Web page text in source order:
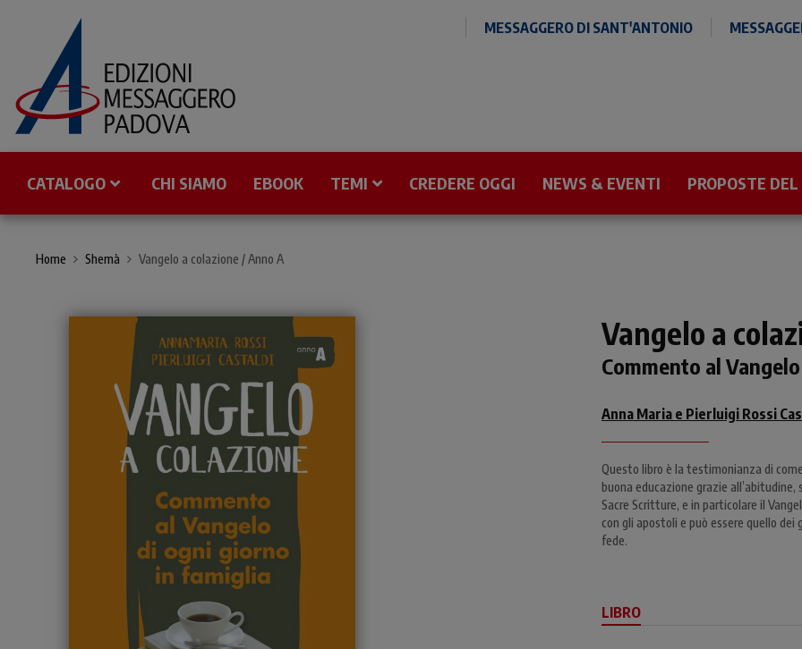
MESSAGGERO DI SANT'ANTONIO
CATALOGO CHI SIAMO EBOOK TEMI CREDERE OGGI NEWS & EVENTI PROPOSTE DEL
Home Shemà Vangelo a colazione / Anno A
Vangelo a
Commento al
Anna Maria e Pierluigi Rossi
Questo libro è la testimonianza di
buona educazione grazie
Sacre Scritture, e in particolare il
con gli apostoli e può essere quello
fede.
LIBRO